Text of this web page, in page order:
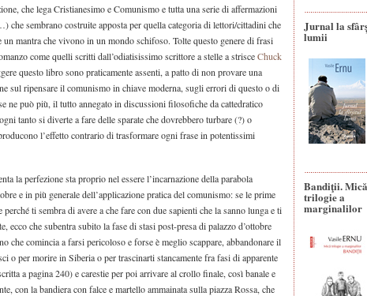
che lega Cristianesimo e Comunismo e tutta una serie di affermazioni
che sembrano costruite apposta per quella categoria di lettori/cittadini che
mantra che vivono in un mondo schifoso. Tolte questo genere di frasi
come quelli scritti dall’odiatisissimo scrittore a stelle a strisceChuck
questo libro sono praticamente assenti, a patto di non provare una
sul ripensare il comunismo in chiave moderna, sugli errori di questo o di
ne può più, il tutto annegato in discussioni filosofiche da cattedratico
tanto si diverte a fare delle sparate che dovrebbero turbare (?) o
l’effetto contrario di trasformare ogni frase in potentissimi
la perfezione sta proprio nel essere l’incarnazione della parabola
e in più generale dell’applicazione pratica del comunismo: se le prime
ti sembra di avere a che fare con due sapienti che la sanno lunga e ti
ecco che subentra subito la fase di stasi post-presa di palazzo d’ottobre
che comincia a farsi pericoloso e forse è meglio scappare, abbandonare il
o per morire in Siberia o per trascinarti stancamente fra fasi di apparente
a pagina 240) e carestie per poi arrivare al crollo finale, così banale e
con la bandiera con falce e martello ammainata sulla piazza Rossa, che
Jurnal la
lumii
Bandiţii. Mică
trilogie a
marginalilor